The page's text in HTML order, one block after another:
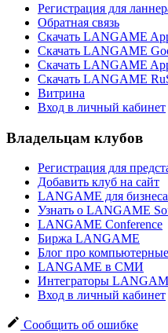
Регистрация для
Обратная связь
Скачать LANGAME
Скачать LANGAME
Скачать LANGAME
Скачать LANGAME
Витрина
Вход в личный кабинет
Владельцам клубов
Регистрация для
Добавить клуб на сайт
LANGAME для бизнеса
Узнать о LANGAME
LANGAME Conference
Биржа LANGAME
Блог про
LANGAME в СМИ
Интеграторы
Вход в личный кабинет
Сообщить об ошибке